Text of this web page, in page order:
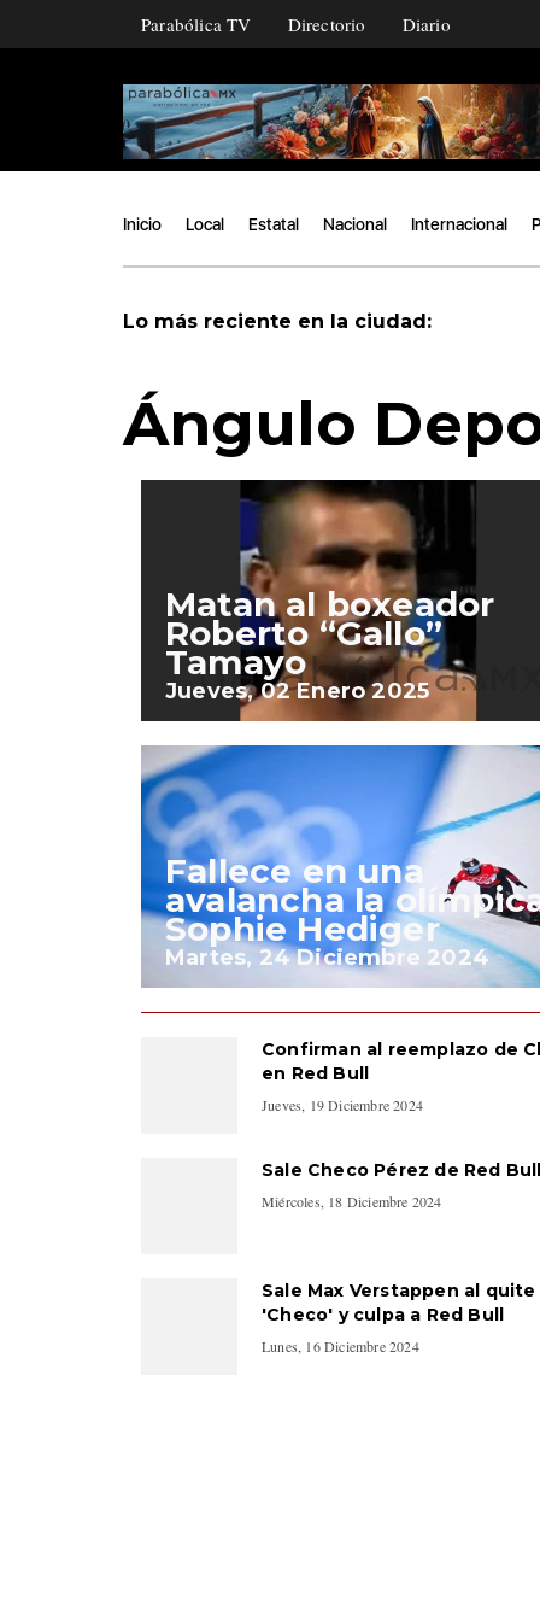
Parabólica TV Directorio Diario
Inicio Local Estatal Nacional Internacional
Lo más reciente en la ciudad:
Ángulo
Matan al boxeador
Roberto “Gallo”
Tamayo
Jueves, 02 Enero 2025
Fallece en una
avalancha la
Sophie Hediger
Martes, 24 Diciembre 2024
Confirman al reemplazo de
en Red Bull
Jueves, 19 Diciembre 2024
Sale Checo Pérez de Red Bull
Miércoles, 18 Diciembre 2024
Sale Max Verstappen al
'Checo' y culpa a Red Bull
Lunes, 16 Diciembre 2024